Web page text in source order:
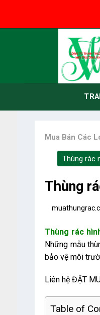
content
Mua Bán Các
Thùng rác
Thùng
Thùng rác
Những mẫu
bảo vệ môi
Liên hệ ĐẶT
Table of